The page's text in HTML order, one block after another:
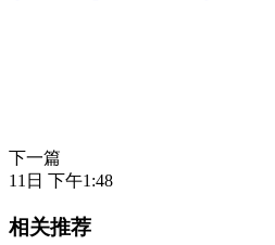
下一篇
11日 下午1:48
相关推荐